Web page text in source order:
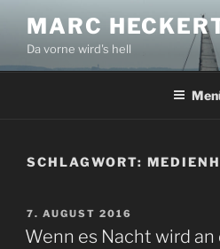
Inhalt
springen
MARC
Da vorne wird's hell
SCHLAGWORT:
VERÖFFENTLICHT
AM
7. AUGUST 2016
Wenn es Nacht wird